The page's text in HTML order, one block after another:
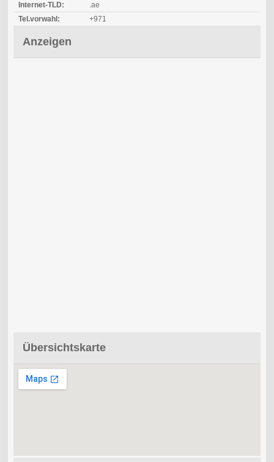
Internet-TLD:
.ae
Tel.vorwahl:
+971
Anzeigen
Übersichtskarte